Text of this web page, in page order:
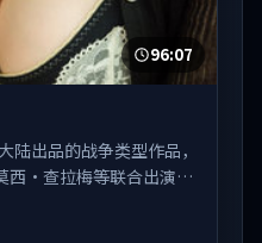
96:07
陆出品的战争类型作品，
西·查拉梅等联合出演。
开，兼具叙事张力与视
、热播国产剧与院线佳